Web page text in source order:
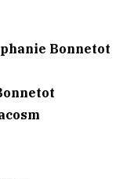
Bonnetot